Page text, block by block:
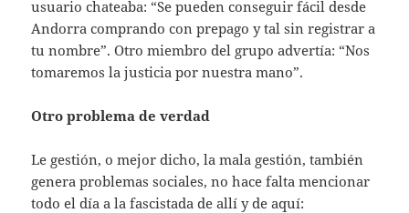
usuario chateaba: “Se pueden conseguir fácil desde
Andorra comprando con prepago y tal sin registrar a
tu nombre”. Otro miembro del grupo advertía: “Nos
tomaremos la justicia por nuestra mano”.
Otro problema de verdad
Le gestión, o mejor dicho, la mala gestión, también
genera problemas sociales, no hace falta mencionar
todo el día a la fascistada de allí y de aquí: